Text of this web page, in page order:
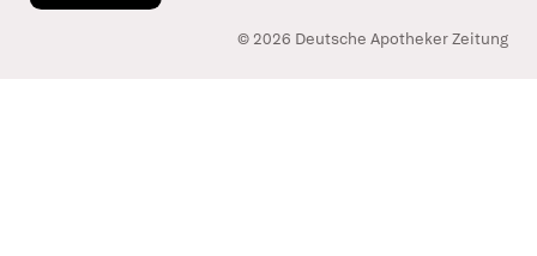
© 2026 Deutsche Apotheker Zeitung